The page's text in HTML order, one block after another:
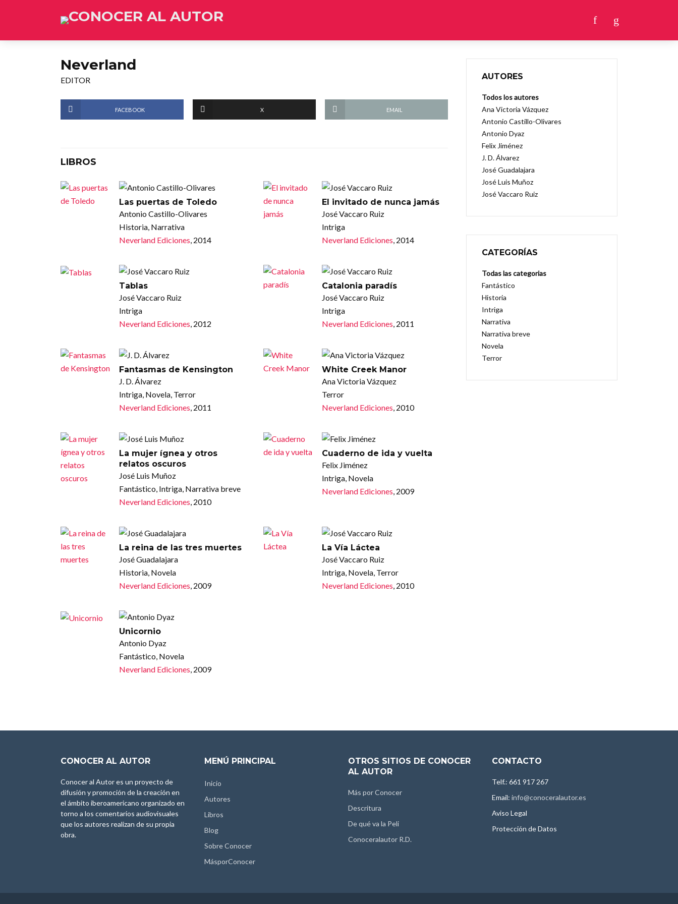
Neverland
EDITOR
FACEBOOK X EMAIL
LIBROS
Las puertas de Toledo
Antonio Castillo-Olivares
Historia, Narrativa
Neverland Ediciones, 2014
El invitado de nunca jamás
José Vaccaro Ruiz
Intriga
Neverland Ediciones, 2014
Tablas
José Vaccaro Ruiz
Intriga
Neverland Ediciones, 2012
Catalonia paradís
José Vaccaro Ruiz
Intriga
Neverland Ediciones, 2011
Fantasmas de Kensington
J. D. Álvarez
Intriga, Novela, Terror
Neverland Ediciones, 2011
White Creek Manor
Ana Victoria Vázquez
Terror
Neverland Ediciones, 2010
La mujer ígnea y otros
relatos oscuros
José Luis Muñoz
Fantástico, Intriga, Narrativa breve
Neverland Ediciones, 2010
Cuaderno de ida y vuelta
Felix Jiménez
Intriga, Novela
Neverland Ediciones, 2009
La reina de las tres muertes
José Guadalajara
Historia, Novela
Neverland Ediciones, 2009
La Vía Láctea
José Vaccaro Ruiz
Intriga, Novela, Terror
Neverland Ediciones, 2010
Unicornio
Antonio Dyaz
Fantástico, Novela
Neverland Ediciones, 2009
AUTORES
Todos los autores
Ana Victoria Vázquez
Antonio Castillo-Olivares
Antonio Dyaz
Felix Jiménez
J. D. Álvarez
José Guadalajara
José Luis Muñoz
José Vaccaro Ruiz
CATEGORÍAS
Todas las categorias
Fantástico
Historia
Intriga
Narrativa
Narrativa breve
Novela
Terror
CONOCER AL AUTOR
Conocer al Autor es un proyecto de
difusión y promoción de la creación en
el ámbito iberoamericano organizado en
torno a los comentarios audiovisuales
que los autores realizan de su propia
obra.
MENÚ PRINCIPAL
Inicio
Autores
Libros
Blog
Sobre Conocer
MásporConocer
OTROS SITIOS DE CONOCER
AL AUTOR
Más por Conocer
Descritura
De qué va la Peli
Conoceralautor R.D.
CONTACTO
Telf.: 661 917 267
Email: info@conoceralautor.es
Aviso Legal
Protección de Datos